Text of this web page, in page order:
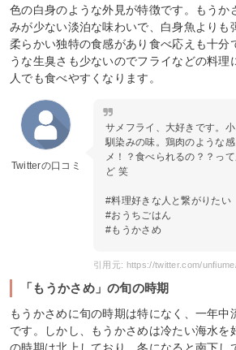
色の白身のような外見が特徴です。もうか
みが少ない淡泊な味わいで、白身魚よりも
柔らかい独特の食感があり食べ応えも十分
うな生臭さも少ないのでフライなどの料理
人でも食べやすくなります。
Twitterの口コミ
サメフライ、大好きです。
馴染みの味。鶏肉のような
メ！？食べられるの？？っ
ど 笑
#料理好きな人と繋がりたい
#おうちごはん
#もうかさめ
「もうかさめ」の旬の時期
もうかさめに旬の時期は特になく、一年中
です。しかし、もうかさめは冷たい海水を